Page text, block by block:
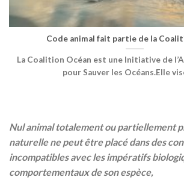
Code animal fait partie de la
La Coalition Océan est une Initiative de
pour Sauver les Océans.Elle
Nul animal totalement ou partiellement
naturelle ne peut être placé dans des
incompatibles avec les impératifs
comportementaux de son espèce,